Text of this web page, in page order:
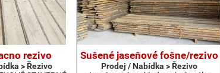
rezivo
> Řezivo
Sušené jaseňové fošne/rezivo
Prodej / Nabídka > Řezivo